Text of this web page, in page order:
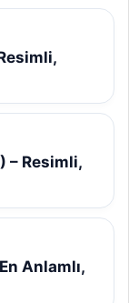
– Resimli,
Anlamlı,